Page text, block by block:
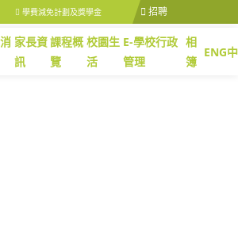
學費減免計劃及獎學金 招聘
家長資
訊
課程概
覽
校園生
活
E-學校行政
管理
相
簿
ENG中
] 基督教香港信義
院 自製人造衞星
學生科技潛能
融入STEAM教育